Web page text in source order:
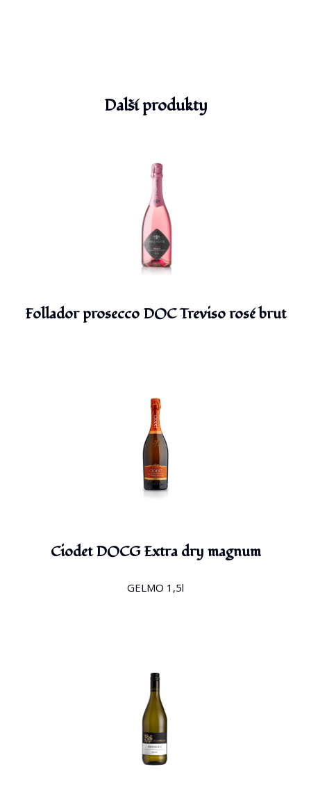
Další produkty
Follador prosecco DOC Treviso rosé brut
Ciodet DOCG Extra dry magnum
GELMO 1,5l